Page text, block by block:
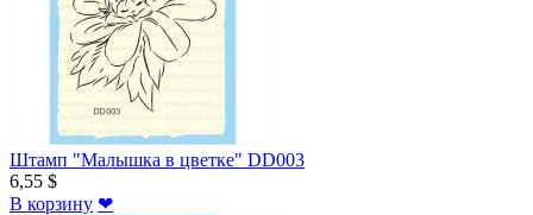
Штамп "Малышка в цветке" DD003
6,55 $
В корзину ❤